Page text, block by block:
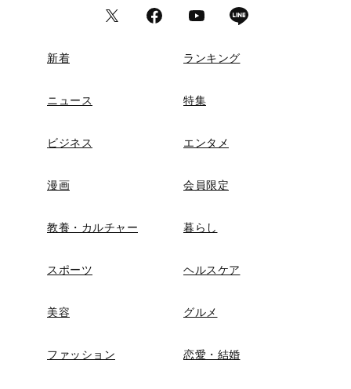
新着 ランキング
ニュース 特集
ビジネス エンタメ
漫画 会員限定
教養・カルチャー 暮らし
スポーツ ヘルスケア
美容 グルメ
ファッション 恋愛・結婚